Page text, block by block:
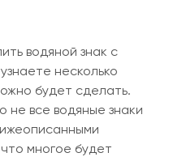
водяной знак с
несколько
ожно будет сделать.
не все водяные знаки
многое будет